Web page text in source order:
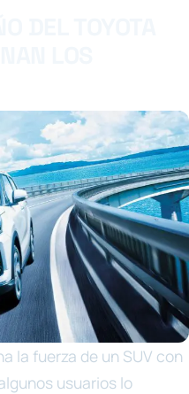
la fuerza de un SUV con
usuarios lo